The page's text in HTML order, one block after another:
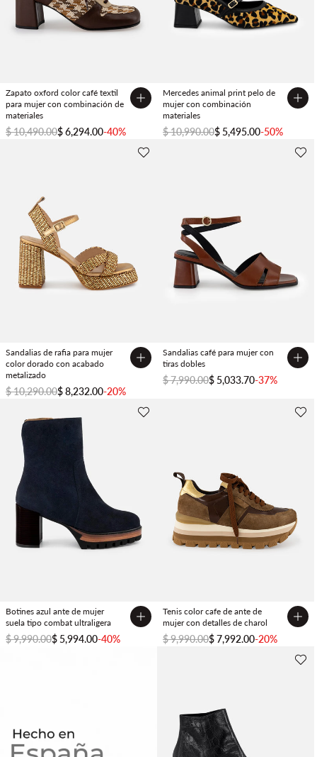
Zapato oxford color café textil
para mujer con combinación de
materiales
$ 10,490.00$ 6,294.00-40%
Mercedes animal print pelo de
mujer con combinación
materiales
$ 10,990.00$ 5,495.00-50%
Sandalias de rafia para mujer
color dorado con acabado
metalizado
$ 10,290.00$ 8,232.00-20%
Sandalias café para mujer con
tiras dobles
$ 7,990.00$ 5,033.70-37%
Botines azul ante de mujer
suela tipo combat ultraligera
$ 9,990.00$ 5,994.00-40%
Tenis color cafe de ante de
mujer con detalles de charol
$ 9,990.00$ 7,992.00-20%